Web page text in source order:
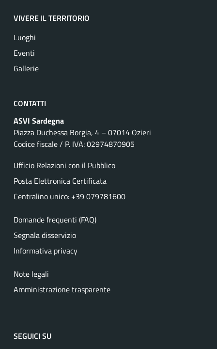
VIVERE IL TERRITORIO
Luoghi
Eventi
Gallerie
CONTATTI
ASVI Sardegna
Piazza Duchessa Borgia, 4 – 07014 Ozieri
Codice fiscale / P. IVA: 02974870905
Ufficio Relazioni con il Pubblico
Posta Elettronica Certificata
Centralino unico: +39 079781600
Domande frequenti (FAQ)
Segnala disservizio
Informativa privacy
Note legali
Amministrazione trasparente
SEGUICI SU